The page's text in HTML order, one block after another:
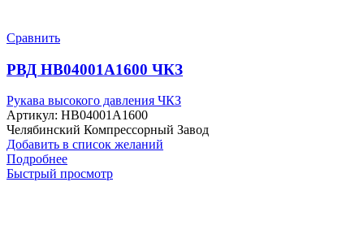
Сравнить
РВД HB04001A1600 ЧКЗ
Рукава высокого давления ЧКЗ
Артикул: HB04001A1600
Челябинский Компрессорный Завод
Добавить в список желаний
Подробнее
Быстрый просмотр